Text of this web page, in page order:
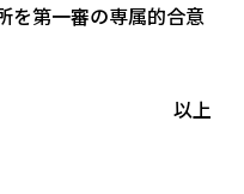
を第一審の専属的合意
以上